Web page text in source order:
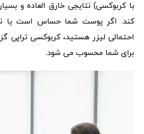
با کربوکسی) نتایجی خارق العاده و
کند. اگر پوست شما حساس است یا
احتمالی لیزر هستید، کربوکسی تراپی
برای شما محسوب می شود.